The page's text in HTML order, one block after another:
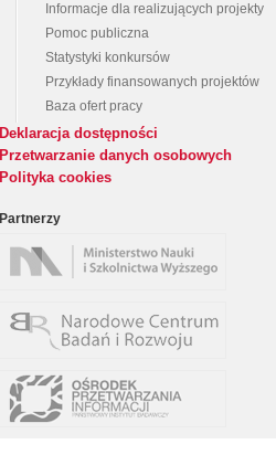
Informacje dla realizujących projekty
Pomoc publiczna
Statystyki konkursów
Przykłady finansowanych projektów
Baza ofert pracy
Deklaracja dostępności
Przetwarzanie danych osobowych
Polityka cookies
Partnerzy